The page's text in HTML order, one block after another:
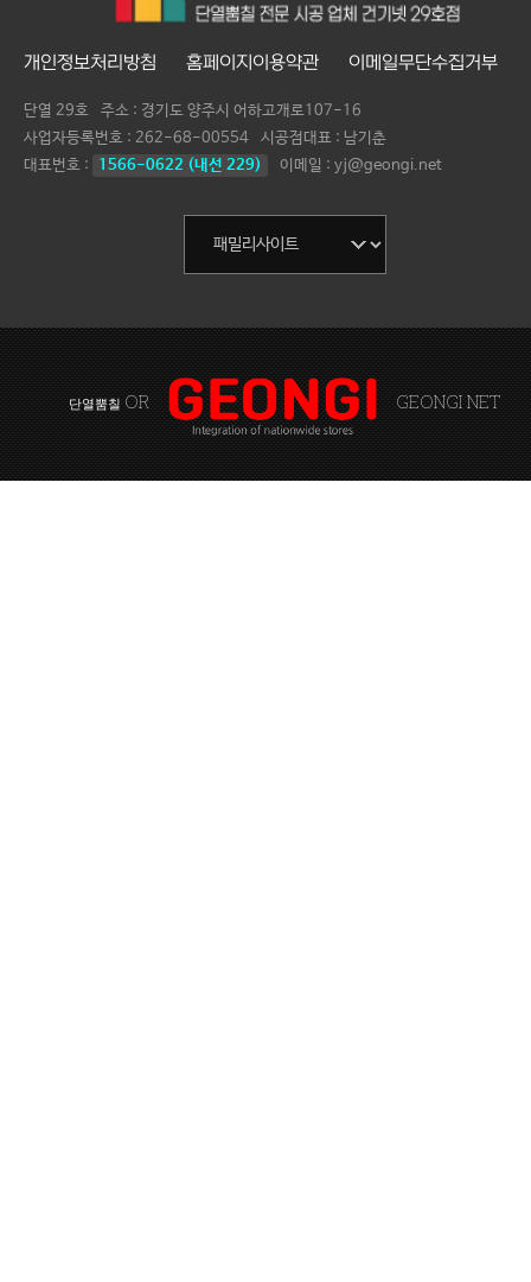
개인정보처리방침 홈페이지이용약관 이메일무단수집거부
단열 29호
주소 : 경기도 양주시 어하고개로107-16
사업자등록번호 : 262-68-00554 시공점대표 : 남기춘
대표번호 :
1566-0622 (내선 229) 이메일 : yj@geongi.net
단열뿜칠 OR GEONGI NET